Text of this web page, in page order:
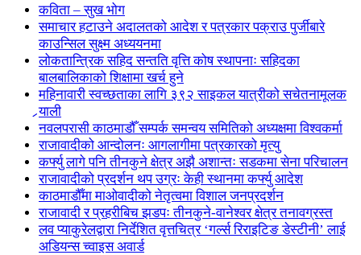
कविता – सुख भोग
समाचार हटाउने अदालतको आदेश र पत्रकार पक्राउ पुर्जीबारे
काउन्सिल सुक्ष्म अध्ययनमा
लोकतान्त्रिक सहिद सन्तति वृत्ति कोष स्थापनाः सहिदका
बालबालिकाको शिक्षामा खर्च हुने
महिनावारी स्वच्छताका लागि ३९२ साइकल यात्रीको सचेतनामूलक
र्‍याली
नवलपरासी काठमाडौँ सम्पर्क समन्वय समितिको अध्यक्षमा विश्वकर्मा
राजावादीको आन्दोलनः आगलागीमा पत्रकारको मृत्यु
कर्फ्यु लागे पनि तीनकुने क्षेत्र अझै अशान्तः सडकमा सेना परिचालन
राजावादीको प्रदर्शन थप उग्रः केही स्थानमा कर्फ्यु आदेश
काठमाडौँमा माओवादीको नेतृत्वमा विशाल जनप्रदर्शन
राजावादी र प्रहरीबिच झडपः तीनकुने-वानेश्वर क्षेत्र तनावग्रस्त
लव प्याकुरेलद्वारा निर्देशित वृत्तचित्र ‘गर्ल्स रिराइटिङ डेस्टीनी’ लाई
अडियन्स च्वाइस अवार्ड